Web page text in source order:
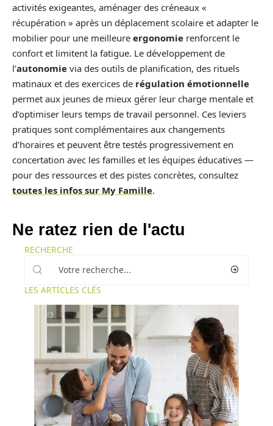
activités exigeantes, aménager des créneaux «
récupération » après un déplacement scolaire et adapter le
mobilier pour une meilleure ergonomie renforcent le
confort et limitent la fatigue. Le développement de
l’autonomie via des outils de planification, des rituels
matinaux et des exercices de régulation émotionnelle
permet aux jeunes de mieux gérer leur charge mentale et
d’optimiser leurs temps de travail personnel. Ces leviers
pratiques sont complémentaires aux changements
d’horaires et peuvent être testés progressivement en
concertation avec les familles et les équipes éducatives —
pour des ressources et des pistes concrètes, consultez
toutes les infos sur My Famille.
Ne ratez rien de l'actu
RECHERCHE
LES ARTICLES CLÉS